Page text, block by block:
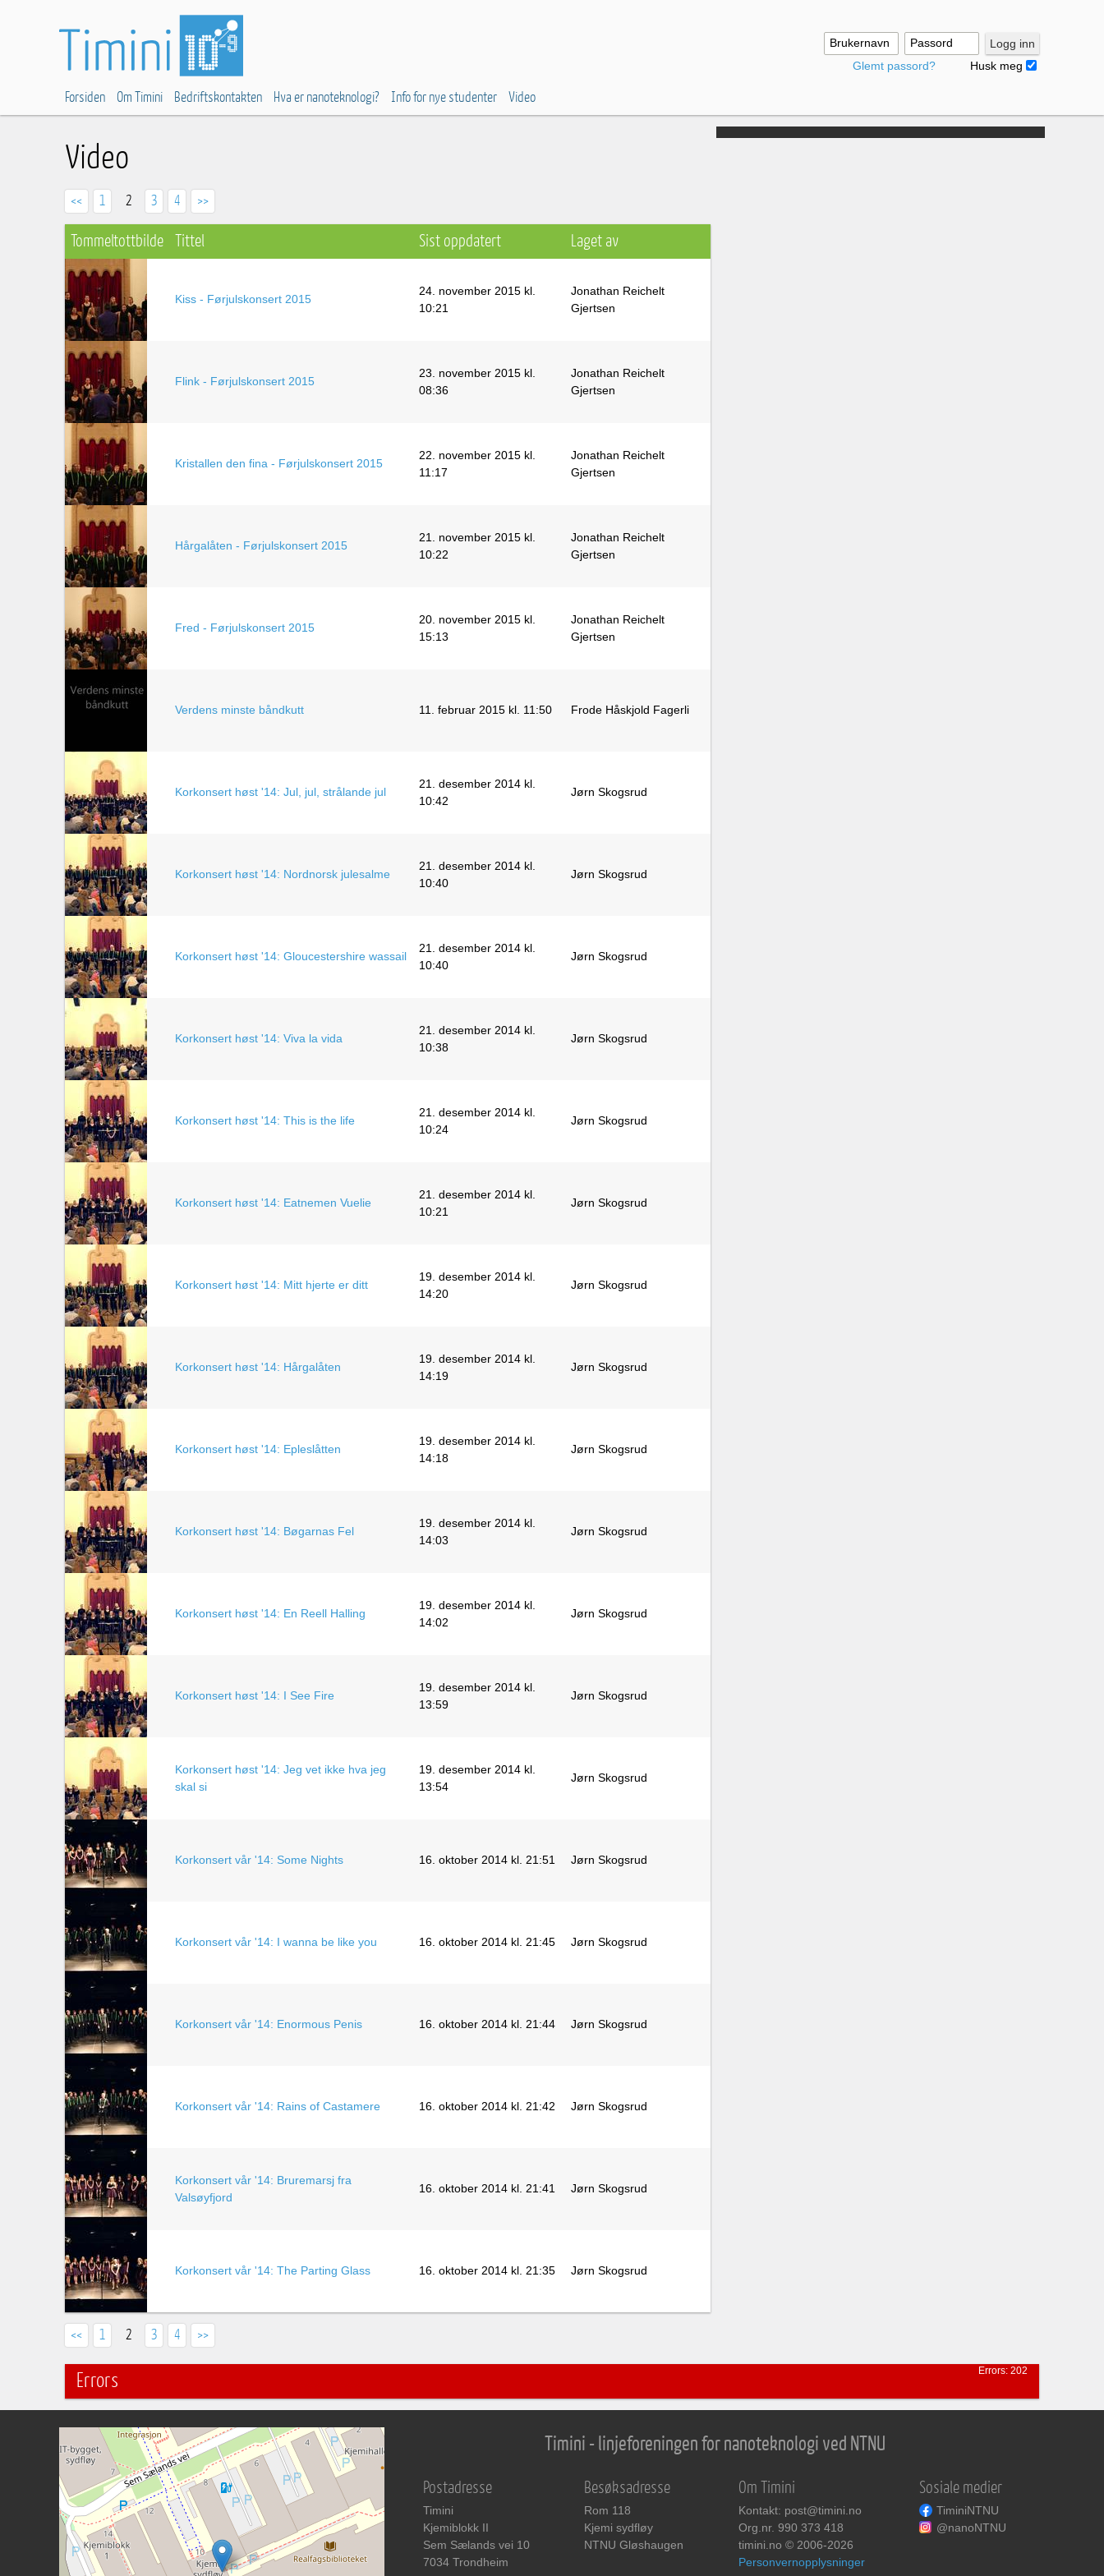
Brukernavn Passord
Logg inn
Glemt passord?
Husk meg
Forsiden Om Timini Bedriftskontakten Hva er nanoteknologi? Info for nye studenter Video
Video
<< 1 2 3 4 >>
Tommeltottbilde Tittel Sist oppdatert Laget av
Kiss - Førjulskonsert 2015
24. november 2015 kl.
10:21
Jonathan Reichelt
Gjertsen
Flink - Førjulskonsert 2015
23. november 2015 kl.
08:36
Jonathan Reichelt
Gjertsen
Kristallen den fina - Førjulskonsert 2015
22. november 2015 kl.
11:17
Jonathan Reichelt
Gjertsen
Hårgalåten - Førjulskonsert 2015
21. november 2015 kl.
10:22
Jonathan Reichelt
Gjertsen
Fred - Førjulskonsert 2015
20. november 2015 kl.
15:13
Jonathan Reichelt
Gjertsen
Verdens minste båndkutt 11. februar 2015 kl. 11:50 Frode Håskjold Fagerli
Korkonsert høst '14: Jul, jul, strålande jul
21. desember 2014 kl.
10:42
Jørn Skogsrud
Korkonsert høst '14: Nordnorsk julesalme
21. desember 2014 kl.
10:40
Jørn Skogsrud
Korkonsert høst '14: Gloucestershire wassail
21. desember 2014 kl.
10:40
Jørn Skogsrud
Korkonsert høst '14: Viva la vida
21. desember 2014 kl.
10:38
Jørn Skogsrud
Korkonsert høst '14: This is the life
21. desember 2014 kl.
10:24
Jørn Skogsrud
Korkonsert høst '14: Eatnemen Vuelie
21. desember 2014 kl.
10:21
Jørn Skogsrud
Korkonsert høst '14: Mitt hjerte er ditt
19. desember 2014 kl.
14:20
Jørn Skogsrud
Korkonsert høst '14: Hårgalåten
19. desember 2014 kl.
14:19
Jørn Skogsrud
Korkonsert høst '14: Epleslåtten
19. desember 2014 kl.
14:18
Jørn Skogsrud
Korkonsert høst '14: Bøgarnas Fel
19. desember 2014 kl.
14:03
Jørn Skogsrud
Korkonsert høst '14: En Reell Halling
19. desember 2014 kl.
14:02
Jørn Skogsrud
Korkonsert høst '14: I See Fire
19. desember 2014 kl.
13:59
Jørn Skogsrud
Korkonsert høst '14: Jeg vet ikke hva jeg
skal si
19. desember 2014 kl.
13:54
Jørn Skogsrud
Korkonsert vår '14: Some Nights 16. oktober 2014 kl. 21:51 Jørn Skogsrud
Korkonsert vår '14: I wanna be like you 16. oktober 2014 kl. 21:45 Jørn Skogsrud
Korkonsert vår '14: Enormous Penis 16. oktober 2014 kl. 21:44 Jørn Skogsrud
Korkonsert vår '14: Rains of Castamere 16. oktober 2014 kl. 21:42 Jørn Skogsrud
Korkonsert vår '14: Bruremarsj fra
Valsøyfjord
16. oktober 2014 kl. 21:41 Jørn Skogsrud
Korkonsert vår '14: The Parting Glass 16. oktober 2014 kl. 21:35 Jørn Skogsrud
<< 1 2 3 4 >>
Errors: 202
Errors
Timini - linjeforeningen for nanoteknologi ved NTNU
Postadresse
Timini
Kjemiblokk II
Sem Sælands vei 10
7034 Trondheim
Besøksadresse
Rom 118
Kjemi sydfløy
NTNU Gløshaugen
Om Timini
Kontakt: post@timini.no
Org.nr. 990 373 418
timini.no © 2006-2026
Personvernopplysninger
Sosiale medier
TiminiNTNU
@nanoNTNU